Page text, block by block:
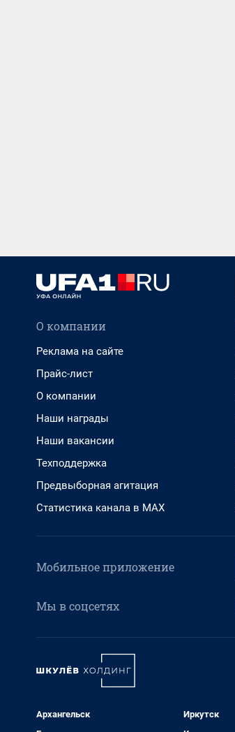
О компании
Реклама на сайте
Прайс-лист
О компании
Наши награды
Наши вакансии
Техподдержка
Предвыборная агитация
Статистика канала в MAX
Мобильное приложение
Мы в соцсетях
Архангельск
Иркутск